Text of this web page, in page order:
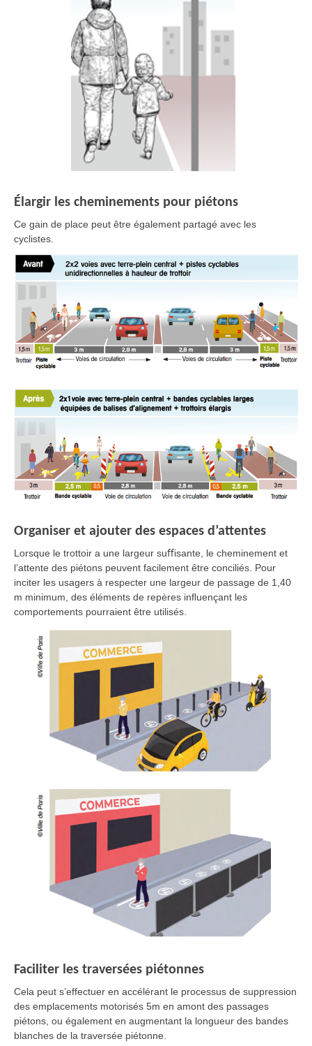
Élargir les cheminements pour piétons
Ce gain de place peut être également partagé avec les
cyclistes.
Organiser et ajouter des espaces d’attentes
Lorsque le trottoir a une largeur suﬀisante, le cheminement et
l’attente des piétons peuvent facilement être conciliés. Pour
inciter les usagers à respecter une largeur de passage de 1,40
m minimum, des éléments de repères inﬂuençant les
comportements pourraient être utilisés.
Faciliter les traversées piétonnes
Cela peut s’effectuer en accélérant le processus de suppression
des emplacements motorisés 5m en amont des passages
piétons, ou également en augmentant la longueur des bandes
blanches de la traversée piétonne.